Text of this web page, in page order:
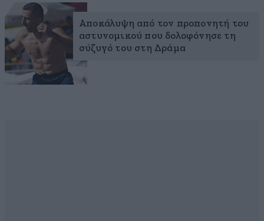
Αποκάλυψη από τον προπονητή του
αστυνομικού που δολοφόνησε τη
σύζυγό του στη Δράμα